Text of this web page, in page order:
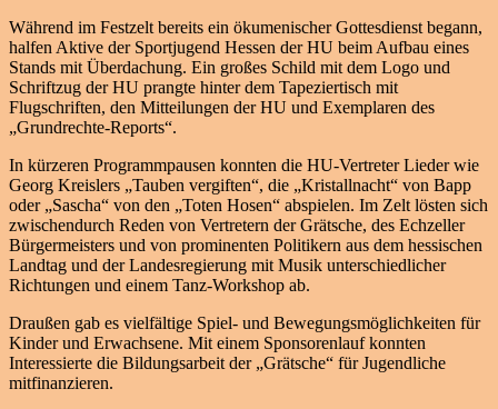
Während im Festzelt bereits ein ökumenischer Gottesdienst begann,
halfen Aktive der Sportjugend Hessen der HU beim Aufbau eines
Stands mit Überdachung. Ein großes Schild mit dem Logo und
Schriftzug der HU prangte hinter dem Tapeziertisch mit
Flugschriften, den Mitteilungen der HU und Exemplaren des
„Grundrechte-Reports“.
In kürzeren Programmpausen konnten die HU-Vertreter Lieder wie
Georg Kreislers „Tauben vergiften“, die „Kristallnacht“ von Bapp
oder „Sascha“ von den „Toten Hosen“ abspielen. Im Zelt lösten sich
zwischendurch Reden von Vertretern der Grätsche, des Echzeller
Bürgermeisters und von prominenten Politikern aus dem hessischen
Landtag und der Landesregierung mit Musik unterschiedlicher
Richtungen und einem Tanz-Workshop ab.
Draußen gab es vielfältige Spiel- und Bewegungsmöglichkeiten für
Kinder und Erwachsene. Mit einem Sponsorenlauf konnten
Interessierte die Bildungsarbeit der „Grätsche“ für Jugendliche
mitfinanzieren.